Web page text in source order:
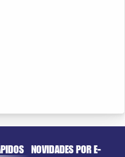
NOVIDADES POR E-